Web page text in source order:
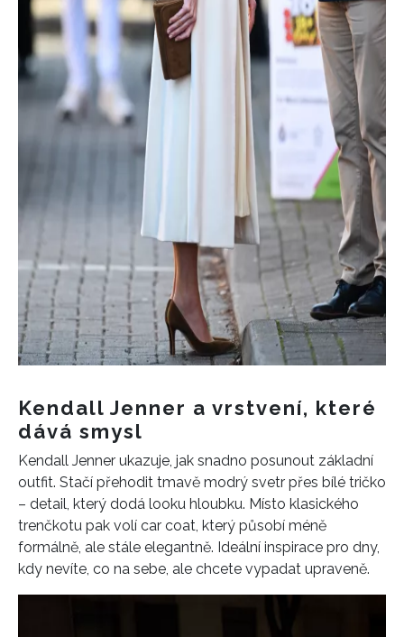
Kendall Jenner a vrstvení, které
dává smysl
Kendall Jenner ukazuje, jak snadno posunout základní
outfit. Stačí přehodit tmavě modrý svetr přes bílé tričko
– detail, který dodá looku hloubku. Místo klasického
trenčkotu pak volí car coat, který působí méně
formálně, ale stále elegantně. Ideální inspirace pro dny,
kdy nevíte, co na sebe, ale chcete vypadat upraveně.